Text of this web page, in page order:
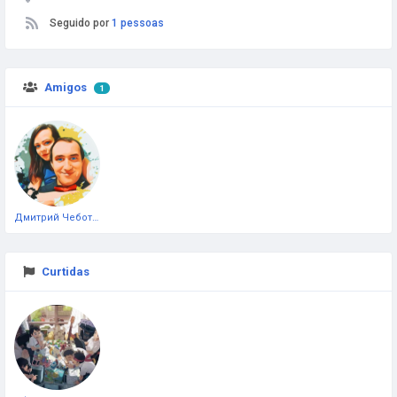
Seguido por 1 pessoas
Amigos 1
Curtidas